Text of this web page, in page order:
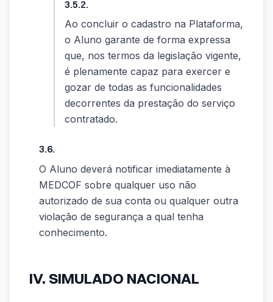
3.5.2.
Ao concluir o cadastro na Plataforma,
o Aluno garante de forma expressa
que, nos termos da legislação vigente,
é plenamente capaz para exercer e
gozar de todas as funcionalidades
decorrentes da prestação do serviço
contratado.
3.6.
O Aluno deverá notificar imediatamente à
MEDCOF sobre qualquer uso não
autorizado de sua conta ou qualquer outra
violação de segurança a qual tenha
conhecimento.
IV. SIMULADO NACIONAL